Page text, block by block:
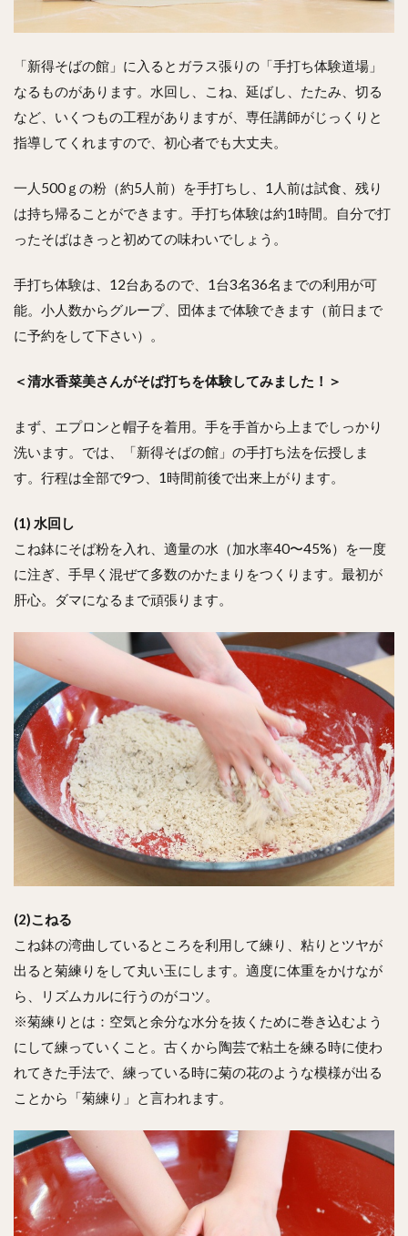
「新得そばの館」に入るとガラス張りの「手打ち体験道場」
なるものがあります。水回し、こね、延ばし、たたみ、切る
など、いくつもの工程がありますが、専任講師がじっくりと
指導してくれますので、初心者でも大丈夫。
一人500ｇの粉（約5人前）を手打ちし、1人前は試食、残り
は持ち帰ることができます。手打ち体験は約1時間。自分で打
ったそばはきっと初めての味わいでしょう。
手打ち体験は、12台あるので、1台3名36名までの利用が可
能。小人数からグループ、団体まで体験できます（前日まで
に予約をして下さい）。
＜清水香菜美さんがそば打ちを体験してみました！＞
まず、エプロンと帽子を着用。手を手首から上までしっかり
洗います。では、「新得そばの館」の手打ち法を伝授しま
す。行程は全部で9つ、1時間前後で出来上がります。
(1) 水回し
こね鉢にそば粉を入れ、適量の水（加水率40〜45%）を一度
に注ぎ、手早く混ぜて多数のかたまりをつくります。最初が
肝心。ダマになるまで頑張ります。
(2)こねる
こね鉢の湾曲しているところを利用して練り、粘りとツヤが
出ると菊練りをして丸い玉にします。適度に体重をかけなが
ら、リズムカルに行うのがコツ。
※菊練りとは：空気と余分な水分を抜くために巻き込むよう
にして練っていくこと。古くから陶芸で粘土を練る時に使わ
れてきた手法で、練っている時に菊の花のような模様が出る
ことから「菊練り」と言われます。